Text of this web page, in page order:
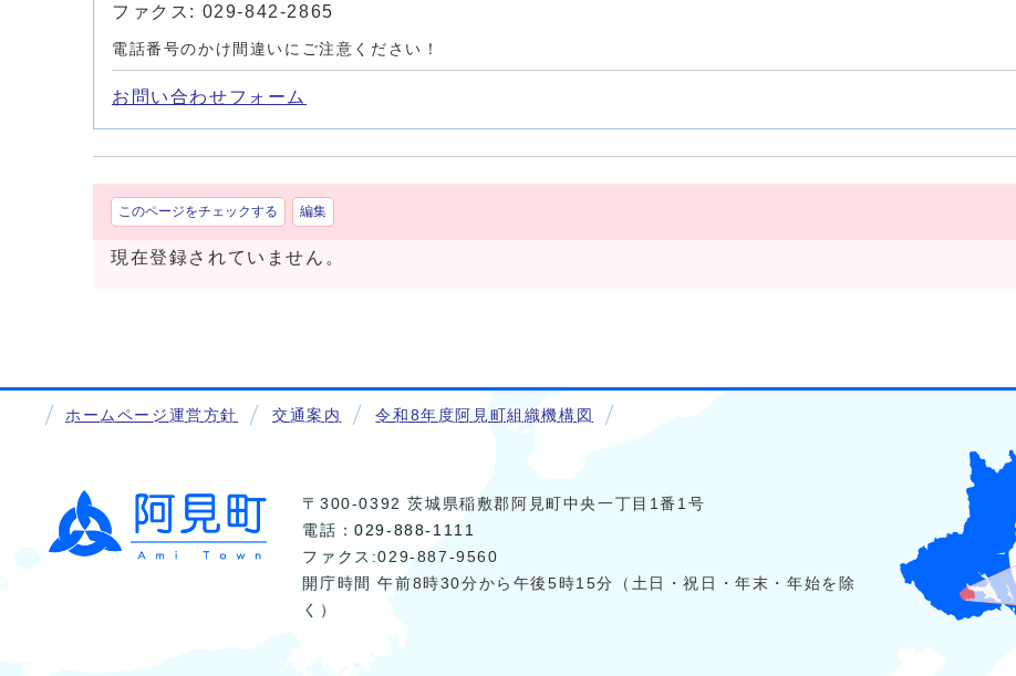
ファクス: 029-842-2865
電話番号のかけ間違いにご注意ください！
お問い合わせフォーム
このページをチェックする 編集
現在登録されていません。
ホームページ運営方針 交通案内 令和8年度阿見町組織機構図
〒300-0392 茨城県稲敷郡阿見町中央一丁目1番1号
電話：029-888-1111
ファクス:029-887-9560
開庁時間 午前8時30分から午後5時15分（土日・祝日・年末・年始を除
く）